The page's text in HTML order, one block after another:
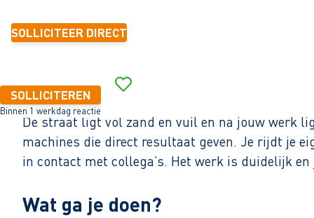
SOLLICITEER DIRECT
SOLLICITEREN
Binnen 1 werkdag reactie
De straat ligt vol zand en vuil en na jouw werk
machines die direct resultaat geven. Je rijdt je
in contact met collega’s. Het werk is duidelijk
Wat ga je doen?